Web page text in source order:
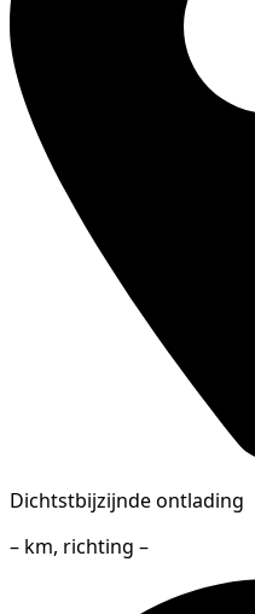
Dichtstbijzijnde ontlading
– km, richting –